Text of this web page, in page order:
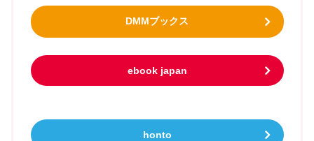
DMMブックス
ebook japan
honto